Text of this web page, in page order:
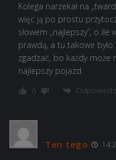
Kolega narzekał na
więc ją po prostu
słowem „najlepszy”, o
prawdą, a tu takowe
zgadzać, bo każdy może
najlepszy pojazd.
0 Odpowiedz
Ten tego